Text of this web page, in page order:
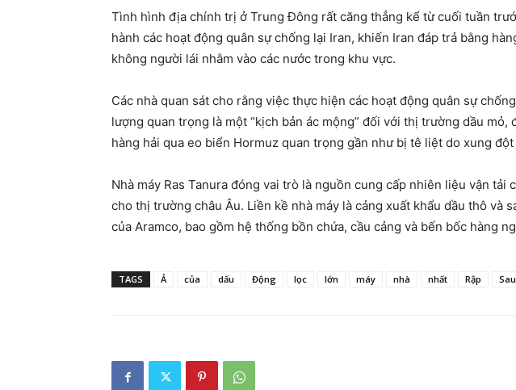
Tình hình địa chính trị ở Trung Đông rất căng thẳng kể từ cuối tuần
hành các hoạt động quân sự chống lại Iran, khiến Iran đáp trả bằng
không người lái nhằm vào các nước trong khu vực.
Các nhà quan sát cho rằng việc thực hiện các hoạt động quân sự
lượng quan trọng là một “kịch bản ác mộng” đối với thị trường dầu mỏ,
hàng hải qua eo biển Hormuz quan trọng gần như bị tê liệt do xung
Nhà máy Ras Tanura đóng vai trò là nguồn cung cấp nhiên liệu vận tải
cho thị trường châu Âu. Liền kề nhà máy là cảng xuất khẩu dầu thô và
của Aramco, bao gồm hệ thống bồn chứa, cầu cảng và bến bốc hàng
TAGS Ả của dấu Động lọc lớn máy nhà nhất Rập